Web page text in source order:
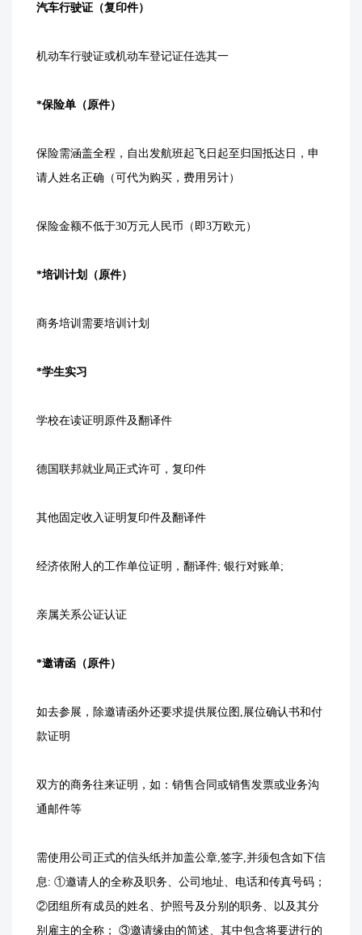
汽车行驶证（复印件）
机动车行驶证或机动车登记证任选其一
*保险单（原件）
保险需涵盖全程，自出发航班起飞日起至归国抵达日，申
请人姓名正确（可代为购买，费用另计）
保险金额不低于30万元人民币（即3万欧元）
*培训计划（原件）
商务培训需要培训计划
*学生实习
学校在读证明原件及翻译件
德国联邦就业局正式许可，复印件
其他固定收入证明复印件及翻译件
经济依附人的工作单位证明，翻译件; 银行对账单;
亲属关系公证认证
*邀请函（原件）
如去参展，除邀请函外还要求提供展位图,展位确认书和付
款证明
双方的商务往来证明，如：销售合同或销售发票或业务沟
通邮件等
需使用公司正式的信头纸并加盖公章,签字,并须包含如下信
息: ①邀请人的全称及职务、公司地址、电话和传真号码；
②团组所有成员的姓名、护照号及分别的职务、以及其分
别雇主的全称； ③邀请缘由的简述、其中包含将要进行的